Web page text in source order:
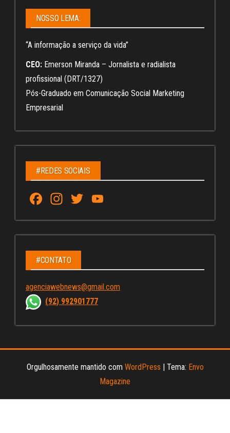
NOSSO LEMA:
“A informação a serviço da vida”
CEO: Emerson Miranda – Jornalista e radialista
profissional (DRT/1327)
Pós-Graduado em Comunicação Social Marketing
Empresarial
#REDES SOCIAIS
Fa
ce
bo
ok
In
st
ag
ra
m
T
wi
tt
u
Tu
C
ha
nn
#CONTATO
agenciawebnews@gmail.com
(92) 992901777
Orgulhosamente mantido com WordPress Tema: Envo
Magazine